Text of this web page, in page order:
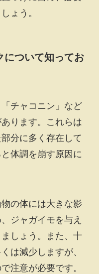
ょう。
について知ってお
チャコニン」など
ります。これらは
分に多く存在して
体調を崩す原因に
の体には大きな影
ジャガイモを与え
しょう。また、十
は減少しますが、
注意が必要です。